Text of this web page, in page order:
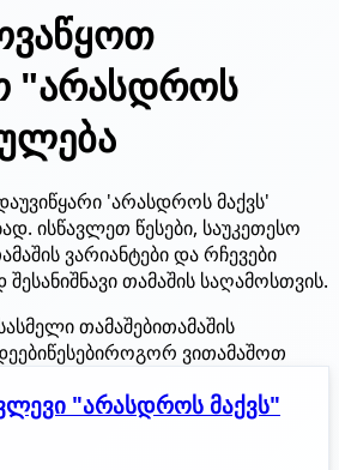
"არასდროს
'არასდროს მაქვს'
ისწავლეთ წესები, საუკეთესო
ვარიანტები და რჩევები
თამაშის საღამოსთვის.
თამაშებითამაშის
წესებიროგორ ვითამაშოთ
"არასდროს მაქვს"